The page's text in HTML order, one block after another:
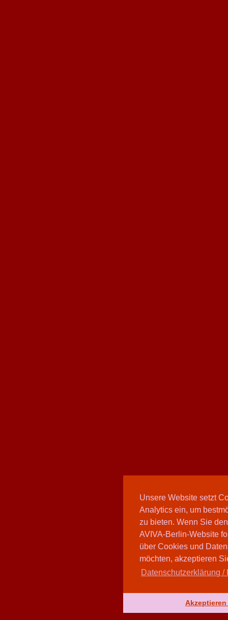
Unsere Website setzt
Analytics ein, um
zu bieten. Wenn Sie
AVIVA-Berlin-Website
über Cookies und
möchten, akzeptieren
Datenschutzerklärung /